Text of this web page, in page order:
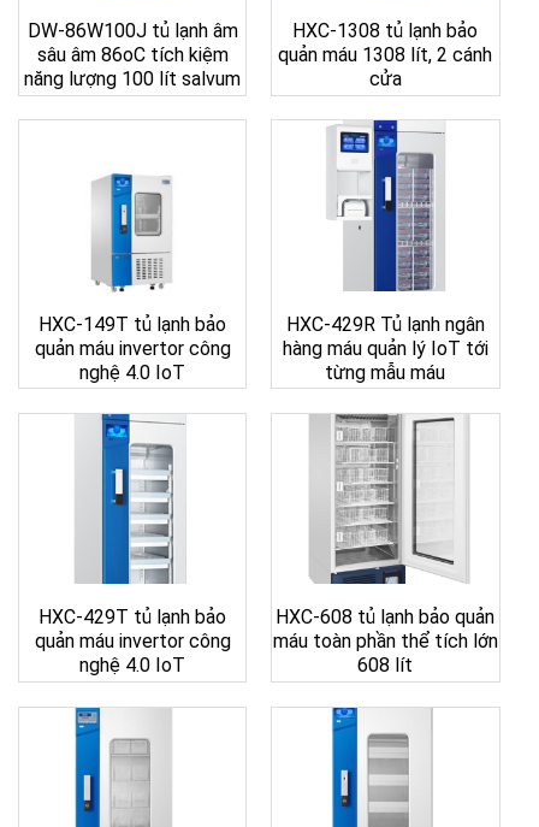
DW-86W100J tủ lạnh âm
sâu âm 86oC tích kiệm
năng lượng 100 lít salvum
HXC-1308 tủ lạnh bảo
quản máu 1308 lít, 2 cánh
cửa
HXC-149T tủ lạnh bảo
quản máu invertor công
nghệ 4.0 IoT
HXC-429R Tủ lạnh ngân
hàng máu quản lý IoT tới
từng mẫu máu
HXC-429T tủ lạnh bảo
quản máu invertor công
nghệ 4.0 IoT
HXC-608 tủ lạnh bảo quản
máu toàn phần thể tích lớn
608 lít